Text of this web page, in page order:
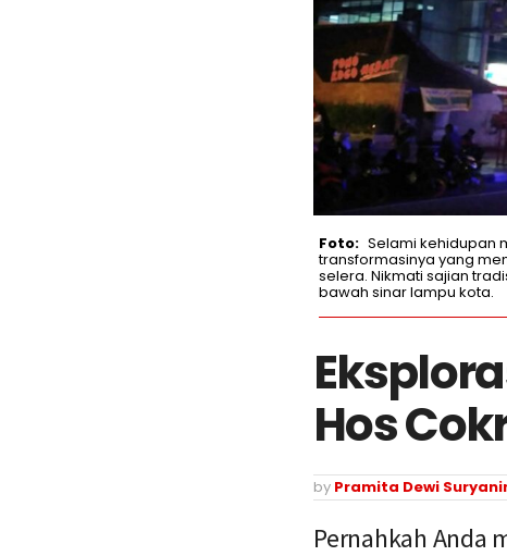
Selami kehidupan
transformasinya yang
selera. Nikmati sajian
bawah sinar lampu kota.
Hos
by Pramita Dewi
Pernahkah Anda